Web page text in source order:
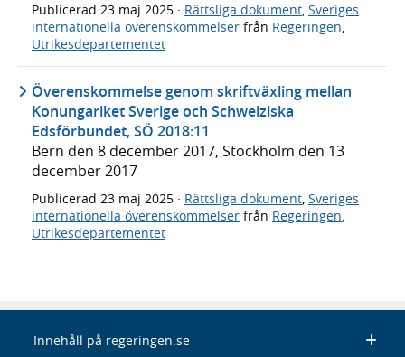
Publicerad 23 maj 2025 · Rättsliga dokument, Sveriges
internationella överenskommelser från Regeringen,
Utrikesdepartementet
Överenskommelse genom skriftväxling mellan
Konungariket Sverige och Schweiziska
Edsförbundet, SÖ 2018:11
Bern den 8 december 2017, Stockholm den 13
december 2017
Publicerad 23 maj 2025 · Rättsliga dokument Sveriges
internationella överenskommelser från Regeringen
Utrikesdepartementet
Innehåll på regeringen.se